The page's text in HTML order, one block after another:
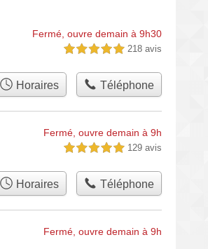
Fermé, ouvre demain à 9h30
5,0 étoiles sur 5 218 avis
Horaires Téléphone
Fermé, ouvre demain à 9h
5,0 étoiles sur 5 129 avis
Horaires Téléphone
Fermé, ouvre demain à 9h